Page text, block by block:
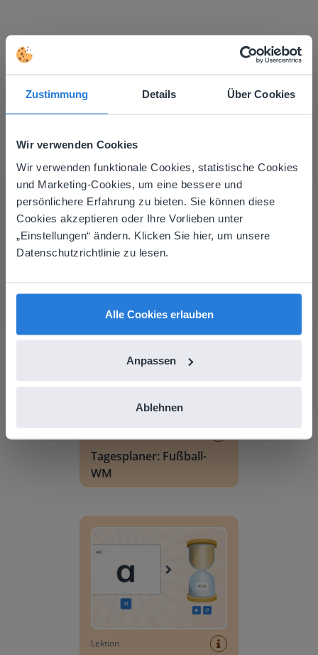
Zustimmung Details Über Cookies
Wir verwenden Cookies
Wir verwenden funktionale Cookies, statistische Cookies
und Marketing-Cookies, um eine bessere und
persönlichere Erfahrung zu bieten. Sie können diese
Cookies akzeptieren oder Ihre Vorlieben unter
„Einstellungen“ ändern. Klicken Sie hier, um unsere
Datenschutzrichtlinie zu lesen.
Alle Cookies erlauben
Anpassen
Ablehnen
Mehr entdecken!
Tagesplaner: Sommer
Lektion
Tagesplaner: Sommer
Tagesplaner: Fußball-WM
Tagesplaner: Fußball-
WM
Lektion
This website doesn't match
your location
Based on your location, we think you might
prefer to visit our English website. There you'll
English
Deutsch